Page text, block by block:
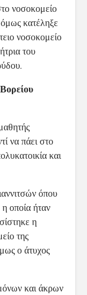
νοσοκομείο
κατέληξε
νοσοκομείο
του
να πάει στο
και
όπου
η οποία ήταν
η
της
ο άτυχος
και άκρων